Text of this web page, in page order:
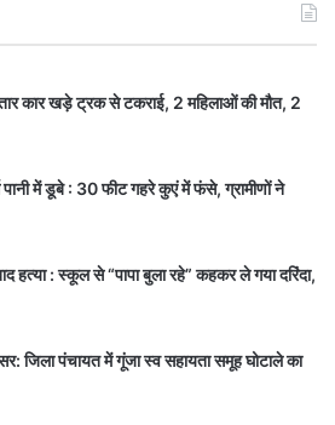
कार खड़े ट्रक से टकराई, 2 महिलाओं की मौत, 2
पानी में डूबे : 30 फीट गहरे कुएं में फंसे, ग्रामीणों ने
हत्या : स्कूल से “पापा बुला रहे” कहकर ले गया दरिंदा,
जिला पंचायत में गूंजा स्व सहायता समूह घोटाले का